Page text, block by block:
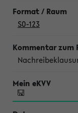
S0-123